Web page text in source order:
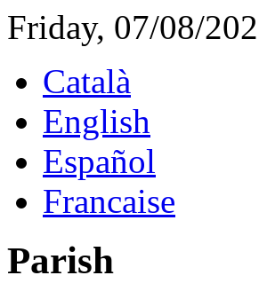
Friday, 07/08/
Català
English
Español
Francaise
Parish